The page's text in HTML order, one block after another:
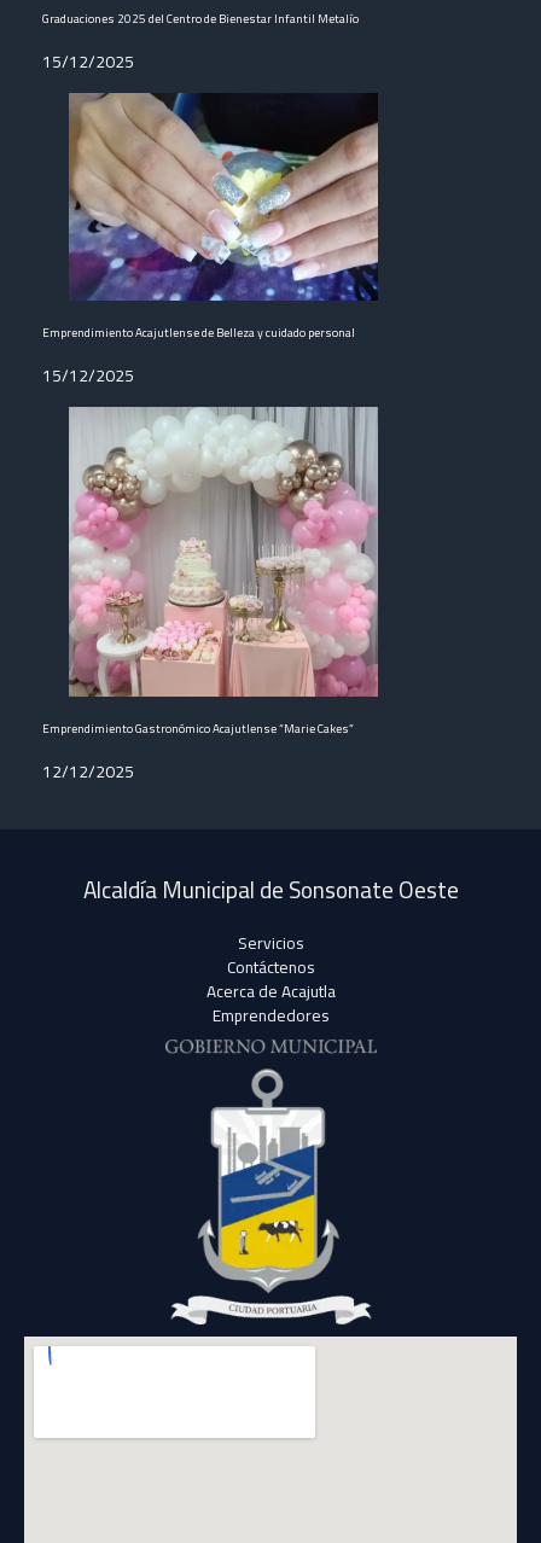
Graduaciones 2025 del Centro de Bienestar Infantil Metalío
15/12/2025
Emprendimiento Acajutlense de Belleza y cuidado personal
15/12/2025
Emprendimiento Gastronómico Acajutlense “Marie Cakes”
12/12/2025
Alcaldía Municipal de Sonsonate Oeste
Servicios
Contáctenos
Acerca de Acajutla
Emprendedores